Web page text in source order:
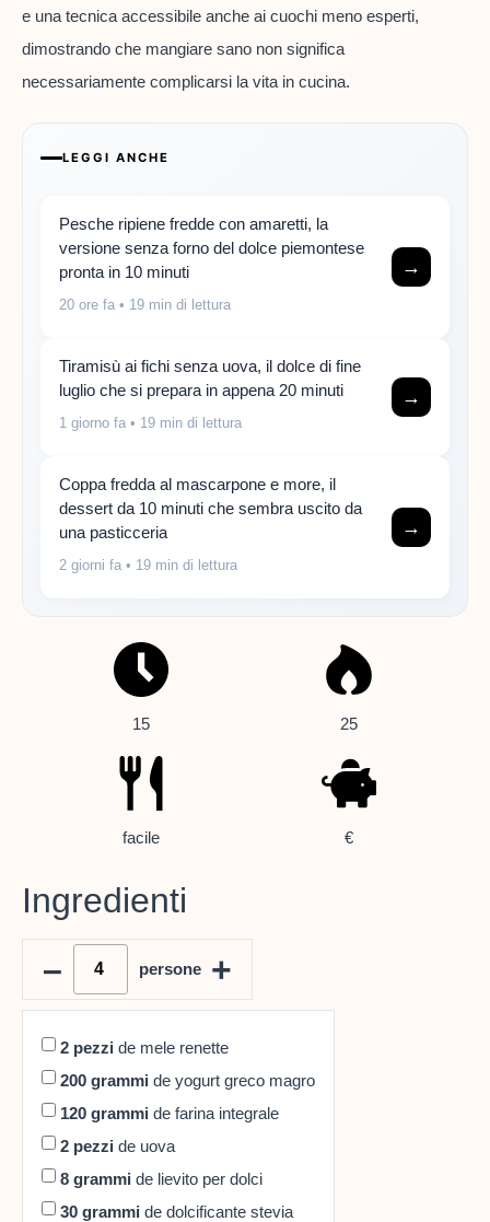
e una tecnica accessibile anche ai cuochi meno esperti,
dimostrando che mangiare sano non significa
necessariamente complicarsi la vita in cucina.
LEGGI ANCHE
Pesche ripiene fredde con amaretti, la
versione senza forno del dolce piemontese
pronta in 10 minuti
20 ore fa • 19 min di lettura
→
Tiramisù ai fichi senza uova, il dolce di fine
luglio che si prepara in appena 20 minuti
1 giorno fa • 19 min di lettura
→
Coppa fredda al mascarpone e more, il
dessert da 10 minuti che sembra uscito da
una pasticceria
2 giorni fa • 19 min di lettura
→
15 25
facile €
Ingredienti
–
persone +
2 pezzi de mele renette
200 grammi de yogurt greco magro
120 grammi de farina integrale
2 pezzi de uova
8 grammi de lievito per dolci
30 grammi de dolcificante stevia